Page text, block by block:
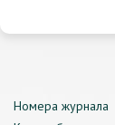
Номера журнала